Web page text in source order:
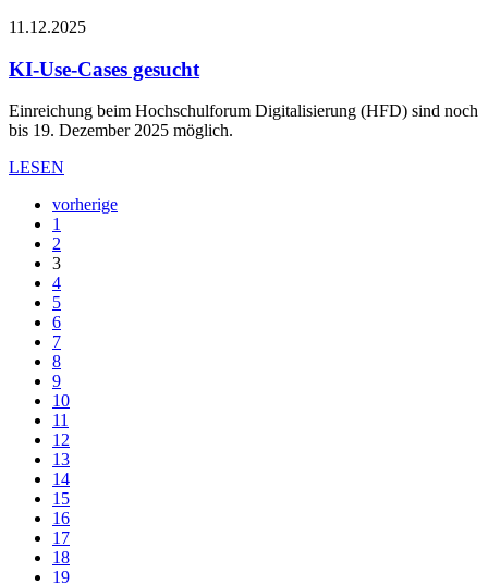
11.12.2025
KI-Use-Cases gesucht
Einreichung beim Hochschulforum Digitalisierung (HFD) sind noch
bis 19. Dezember 2025 möglich.
LESEN
vorherige
1
2
3
4
5
6
7
8
9
10
11
12
13
14
15
16
17
18
19